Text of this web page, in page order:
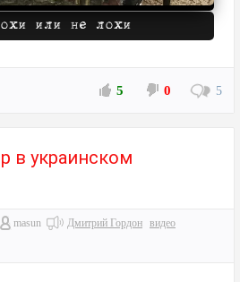
или не лохи
5 0 5
в украинском
masun Дмитрий Гордон видео